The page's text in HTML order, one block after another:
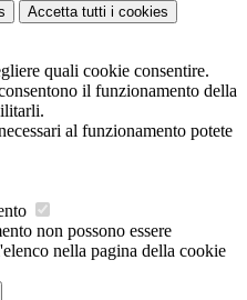
Accetta tutti i cookies
quali cookie consentire.
il funzionamento della
al funzionamento potete
non possono essere
nella pagina della cookie